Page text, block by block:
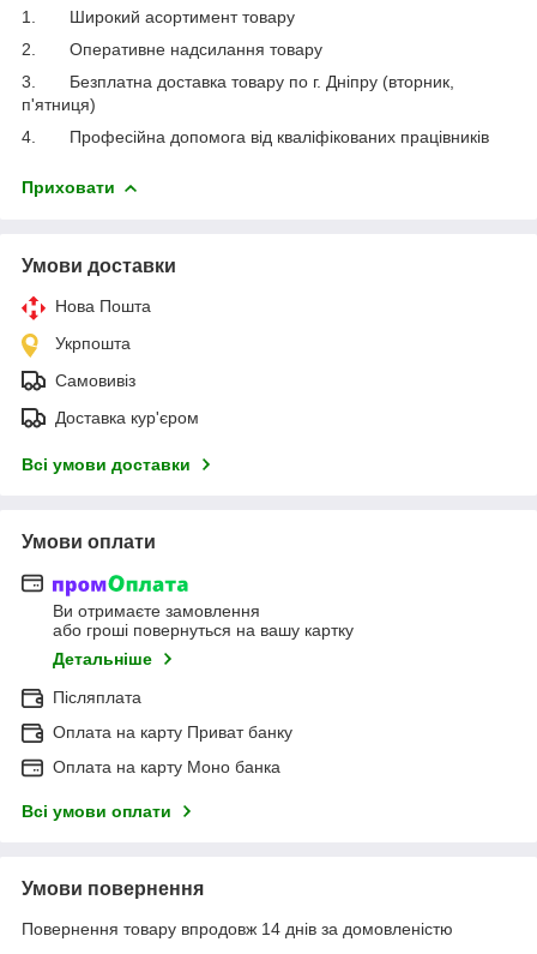
1.
Широкий асортимент товару
2.
Оперативне надсилання товару
3.
Безплатна доставка товару по г. Дніпру (вторник,
п'ятниця)
4.
Професійна допомога від кваліфікованих працівників
Приховати
Умови доставки
Нова Пошта
Укрпошта
Самовивіз
Доставка кур'єром
Всі умови доставки
Умови оплати
Ви отримаєте замовлення
або гроші повернуться на вашу картку
Детальніше
Післяплата
Оплата на карту Приват банку
Оплата на карту Моно банка
Всі умови оплати
Умови повернення
Повернення товару впродовж 14 днів за домовленістю